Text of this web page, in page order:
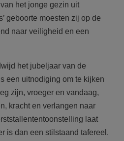
het jonge gezin uit
geboorte moesten zij op de
naar veiligheid en een
het jubeljaar van de
een uitnodiging om te kijken
zijn, vroeger en vandaag,
kracht en verlangen naar
laat
is dan een stilstaand tafereel.